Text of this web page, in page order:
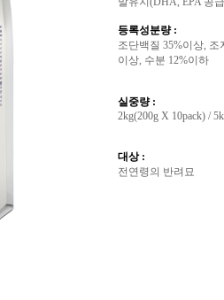
등록성분량 :
조단백질 35%이상, 조
이상, 수분 12%이하
실중량 :
2kg(200g X 10pack) /
대상 :
전연령의 반려묘